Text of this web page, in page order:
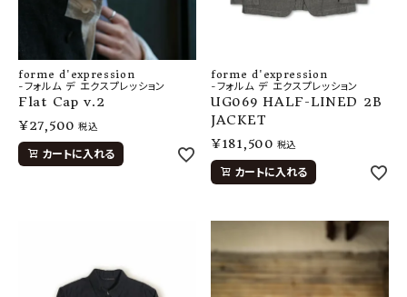
forme d'expression
-フォルム デ エクスプレッション
Flat Cap v.2
¥27,500 税込
カートに入れる
forme d'expression
-フォルム デ エクスプレッション
UG069 HALF-LINED 2B
JACKET
¥181,500 税込
カートに入れる